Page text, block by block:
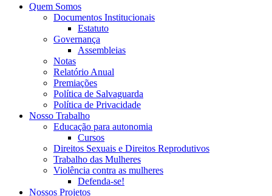
Quem Somos
Documentos Institucionais
Estatuto
Governança
Assembleias
Notas
Relatório Anual
Premiações
Política de Salvaguarda
Política de Privacidade
Nosso Trabalho
Educação para autonomia
Cursos
Direitos Sexuais e Direitos Reprodutivos
Trabalho das Mulheres
Violência contra as mulheres
Defenda-se!
Nossos Projetos